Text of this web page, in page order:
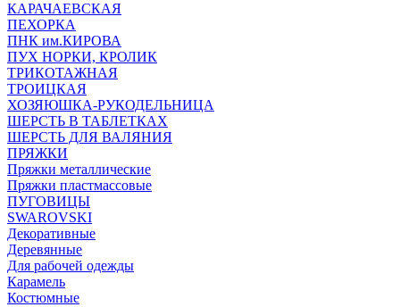
КАРАЧАЕВСКАЯ
ПЕХОРКА
ПНК им.КИРОВА
ПУХ НОРКИ, КРОЛИК
ТРИКОТАЖНАЯ
ТРОИЦКАЯ
ХОЗЯЮШКА-РУКОДЕЛЬНИЦА
ШЕРСТЬ В ТАБЛЕТКАХ
ШЕРСТЬ ДЛЯ ВАЛЯНИЯ
ПРЯЖКИ
Пряжки металлические
Пряжки пластмассовые
ПУГОВИЦЫ
SWAROVSKI
Декоративные
Деревянные
Для рабочей одежды
Карамель
Костюмные